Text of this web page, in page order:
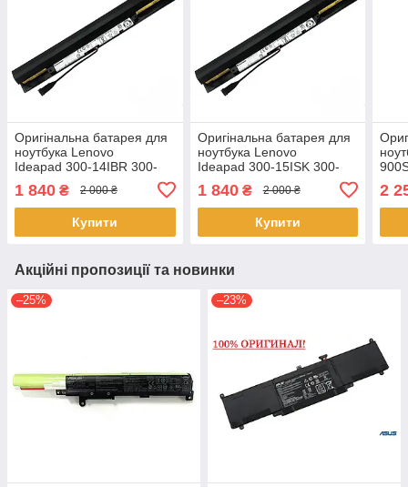
Оригінальна батарея для
ноутбука Lenovo
Ideapad 300-14IBR 300-
L15L6A01
1 840 ₴ 2 000 ₴
Купити
Оригінальна батарея для
ноутбука Lenovo
Ideapad 300-15ISK 300-
L15L6A01
1 840₴ 2 000 ₴
Купити
2
Акційні пропозиції та новинки
–25% –23%